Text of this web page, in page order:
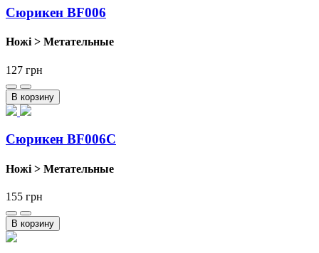
Cюрикен BF006
Ножі > Метательные
127 грн
В корзину
Cюрикен BF006C
Ножі > Метательные
155 грн
В корзину